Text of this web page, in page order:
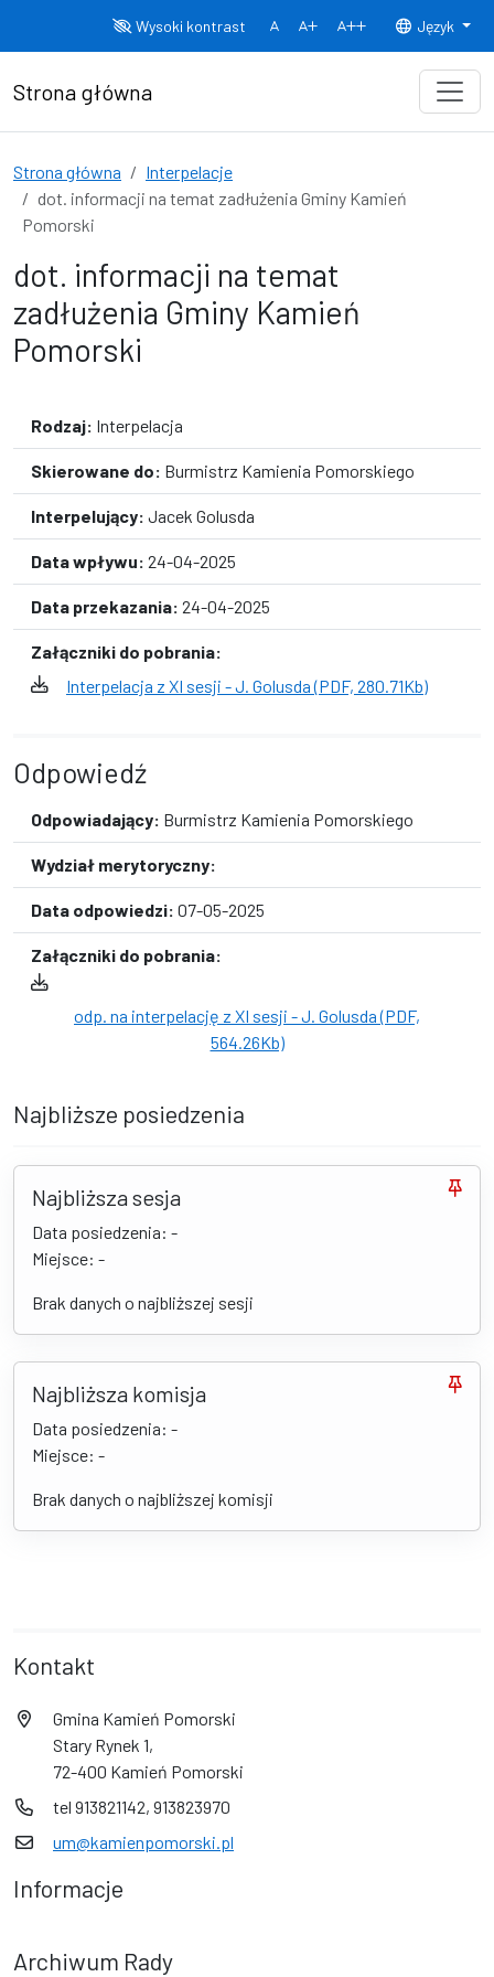
Wysoki kontrast
Normalny rozmiar czcionki
Rozmiar czcionki 150% Rozmiar
Język
Strona główna
Strona główna
Interpelacje
dot. informacji na temat zadłużenia Gminy Kamień
Pomorski
dot. informacji na temat
zadłużenia Gminy Kamień
Pomorski
Rodzaj: Interpelacja
Skierowane do: Burmistrz Kamienia Pomorskiego
Interpelujący: Jacek Golusda
Data wpływu: 24-04-2025
Data przekazania: 24-04-2025
Załączniki do pobrania:
Interpelacja z XI sesji - J. Golusda (PDF, 280.71Kb)
Odpowiedź
Odpowiadający: Burmistrz Kamienia Pomorskiego
Wydział merytoryczny:
Data odpowiedzi: 07-05-2025
Załączniki do pobrania:
odp. na interpelację z XI sesji - J. Golusda (PDF,
564.26Kb)
Najbliższe posiedzenia
Najbliższa sesja
Data posiedzenia: -
Miejsce: -
Brak danych o najbliższej sesji
Najbliższa komisja
Data posiedzenia: -
Miejsce: -
Brak danych o najbliższej komisji
Kontakt
Gmina Kamień Pomorski
Stary Rynek 1,
72-400 Kamień Pomorski
tel 913821142, 913823970
um@kamienpomorski.pl
Informacje
Archiwum Rady